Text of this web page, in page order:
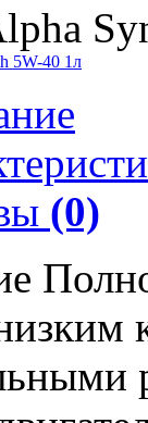
(0)